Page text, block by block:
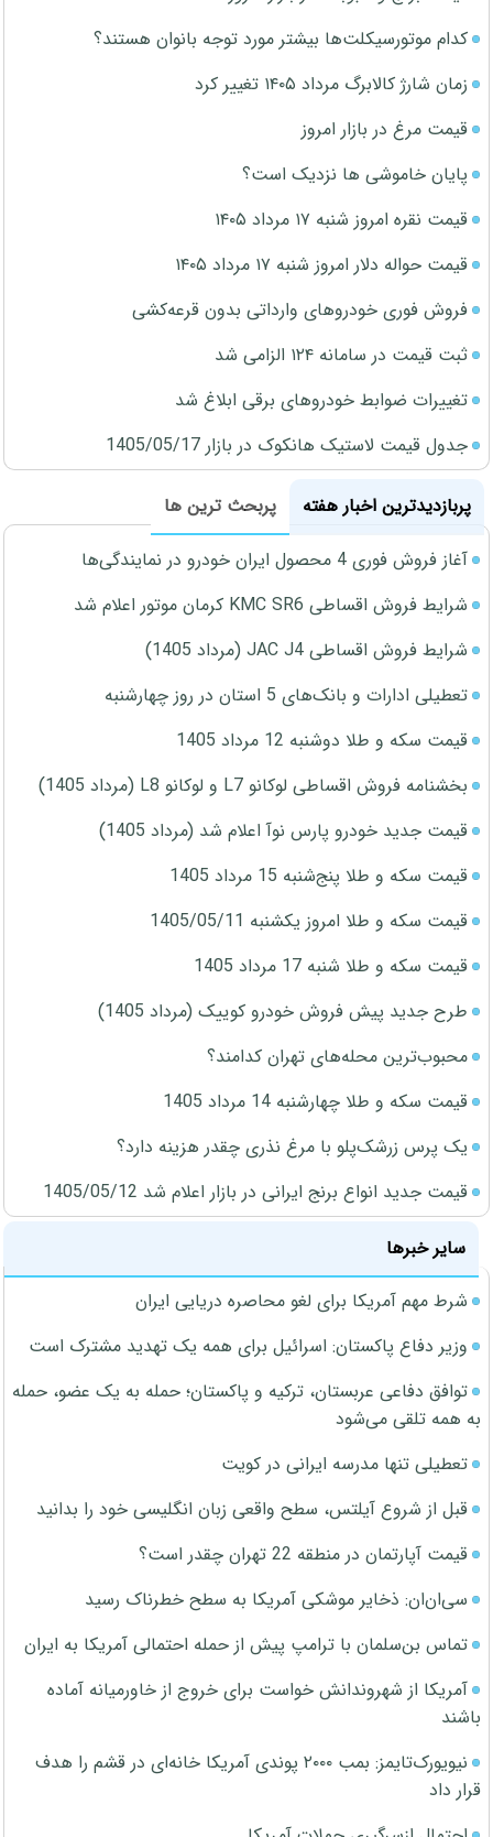
کدام موتورسیکلت‌ها بیشتر مورد توجه بانوان هستند؟
زمان شارژ کالابرگ مرداد ۱۴۰۵ تغییر کرد
قیمت مرغ در بازار امروز
پایان خاموشی ها نزدیک است؟
قیمت نقره امروز شنبه ۱۷ مرداد ۱۴۰۵
قیمت حواله دلار امروز شنبه ۱۷ مرداد ۱۴۰۵
فروش فوری خودروهای وارداتی بدون قرعه‌کشی
ثبت قیمت در سامانه ۱۲۴ الزامی شد
تغییرات ضوابط خودروهای برقی ابلاغ شد
جدول قیمت لاستیک هانکوک در بازار 1405/05/17
پربازدیدترین اخبار هفته
پربحث ترین ها
آغاز فروش فوری 4 محصول ایران خودرو در نمایندگی‌ها
شرایط فروش اقساطی KMC SR6 کرمان موتور اعلام شد
شرایط فروش اقساطی JAC J4 (مرداد 1405)
تعطیلی ادارات و بانک‌های 5 استان در روز چهارشنبه
قیمت سکه و طلا دوشنبه 12 مرداد 1405
بخشنامه فروش اقساطی لوکانو L7 و لوکانو L8 (مرداد 1405)
قیمت جدید خودرو پارس نوآ اعلام شد (مرداد 1405)
قیمت سکه و طلا پنج‌شنبه 15 مرداد 1405
قیمت سکه و طلا امروز یکشنبه 1405/05/11
قیمت سکه و طلا شنبه 17 مرداد 1405
طرح جدید پیش فروش خودرو کوییک (مرداد 1405)
محبوب‌ترین محله‌های تهران کدامند؟
قیمت سکه و طلا چهارشنبه 14 مرداد 1405
یک پرس زرشک‌پلو با مرغ نذری چقدر هزینه دارد؟
قیمت جدید انواع برنج ایرانی در بازار اعلام شد 1405/05/12
سایر خبرها
شرط مهم آمریکا برای لغو محاصره دریایی ایران
وزیر دفاع پاکستان: اسرائیل برای همه یک تهدید مشترک است
توافق دفاعی عربستان، ترکیه و پاکستان؛ حمله به یک عضو، حمله
به همه تلقی می‌شود
تعطیلی تنها مدرسه ایرانی در کویت
قبل از شروع آیلتس، سطح واقعی زبان انگلیسی خود را بدانید
قیمت آپارتمان در منطقه 22 تهران چقدر است؟
سی‌ان‌ان: ذخایر موشکی آمریکا به سطح خطرناک رسید
تماس بن‌سلمان با ترامپ پیش از حمله احتمالی آمریکا به ایران
آمریکا از شهروندانش خواست برای خروج از خاورمیانه آماده
باشند
نیویورک‌تایمز: بمب ۲۰۰۰ پوندی آمریکا خانه‌ای در قشم را هدف
قرار داد